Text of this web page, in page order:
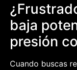
baja
presión
Cuando buscas